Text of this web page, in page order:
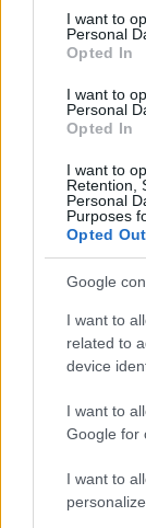
consent section.
I want to
Personal
Opted In
I want to
Personal
Opted In
I want to
Retention,
Personal
Purposes
Opted Out
Google
I want to
related to
device
I want to
Google for
I want to
Szijjártó
videó
elképesztő
minden
hisztériakeltés”